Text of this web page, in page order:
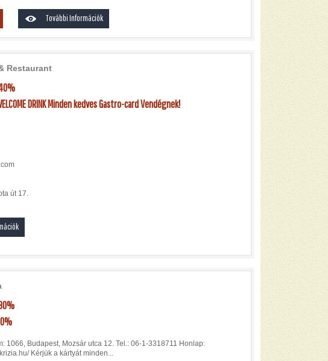
További Információk
Restaurant
DRINK Minden kedves Gastro-card Vendégnek!
út 17.
1066, Budapest, Mozsár utca 12. Tel.: 06-1-3318711 Honlap:
Kérjük a kártyát minden...